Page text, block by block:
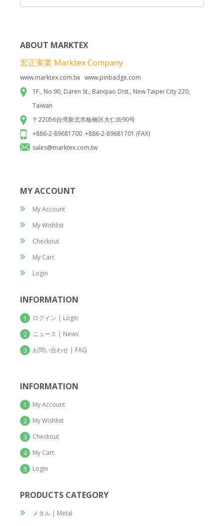
ブックマークマグネット
ABOUT MARKTEX
宏正実業 Marktex Company
www.marktex.com.tw www.pinbadge.com
1F., No.90, Daren St., Banqiao Dist., New Taipei City 220,
Taiwan
〒22056台湾新北市板橋区大仁街90号
+886-2-89681700 +886-2-89681701 (FAX)
sales@marktex.com.tw
MY ACCOUNT
My Account
My Wishlist
Checkout
My Cart
Login
INFORMATION
1
ログイン | Login
2
ニュース | News
3
お問い合わせ | FAQ
INFORMATION
1
My Account
2
My Wishlist
3
Checkout
4
My Cart
5
Login
PRODUCTS CATEGORY
メタル | Metal